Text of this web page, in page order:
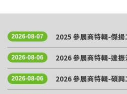
2026-08-07 2025 參展商特輯-傑
2026-08-06 2026 參展商特輯-達
2026-08-06 2026 參展商特輯-碩